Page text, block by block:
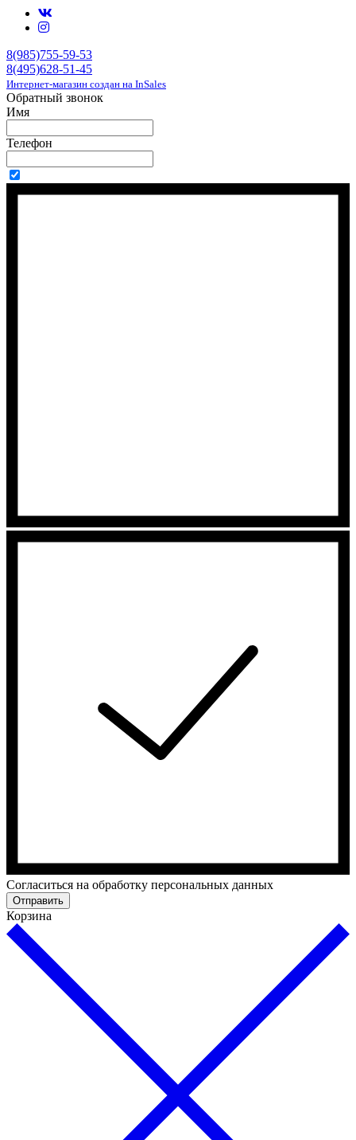
8(985)755-59-53
8(495)628-51-45
Интернет-магазин создан на InSales
Обратный звонок
Имя
Телефон
Cогласиться на обработку персональных данных
Отправить
Корзина